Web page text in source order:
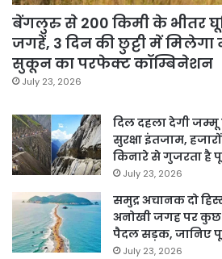
बेंगलुरु से 200 किमी के भीतर
जगहें, 3 दिन की छुट्टी में
सुकून का परफेक्ट कॉम्बिनेशन
July 23, 2026
दिल दहला देगी
सुरक्षा इंतजाम,
किनारे से गुजरता है
July 23, 2026
समुद्र अचानक दो
अनोखी जगह पर कुछ
पैदल सड़क, जानिए
July 23, 2026